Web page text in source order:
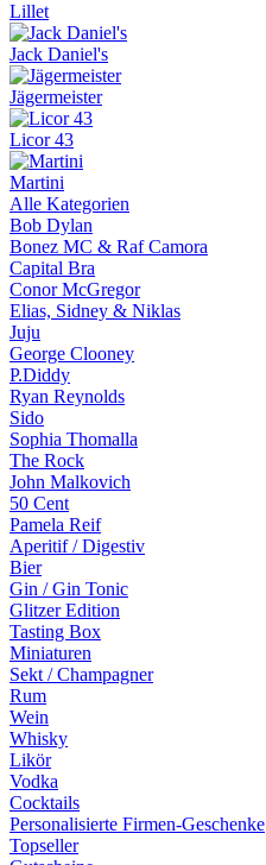
Lillet
Jack Daniel's
Jägermeister
Licor 43
Martini
Alle Kategorien
Bob Dylan
Bonez MC & Raf Camora
Capital Bra
Conor McGregor
Elias, Sidney & Niklas
Juju
George Clooney
P.Diddy
Ryan Reynolds
Sido
Sophia Thomalla
The Rock
John Malkovich
50 Cent
Pamela Reif
Aperitif / Digestiv
Bier
Gin / Gin Tonic
Glitzer Edition
Tasting Box
Miniaturen
Sekt / Champagner
Rum
Wein
Whisky
Likör
Vodka
Cocktails
Personalisierte Firmen-Geschenke
Topseller